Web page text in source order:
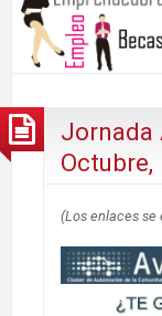
Jornada
Octubre,
(Los enlaces